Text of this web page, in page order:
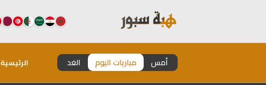
أمس مباريات اليوم الغد الرئيسية